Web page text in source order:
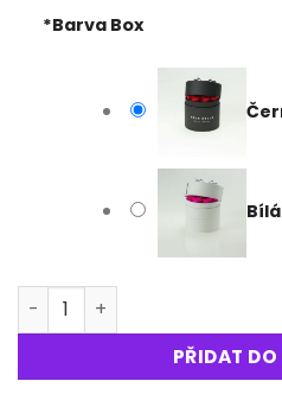
*Barva Box
Bílá
Rose Belle Box XL množství
PŘIDAT